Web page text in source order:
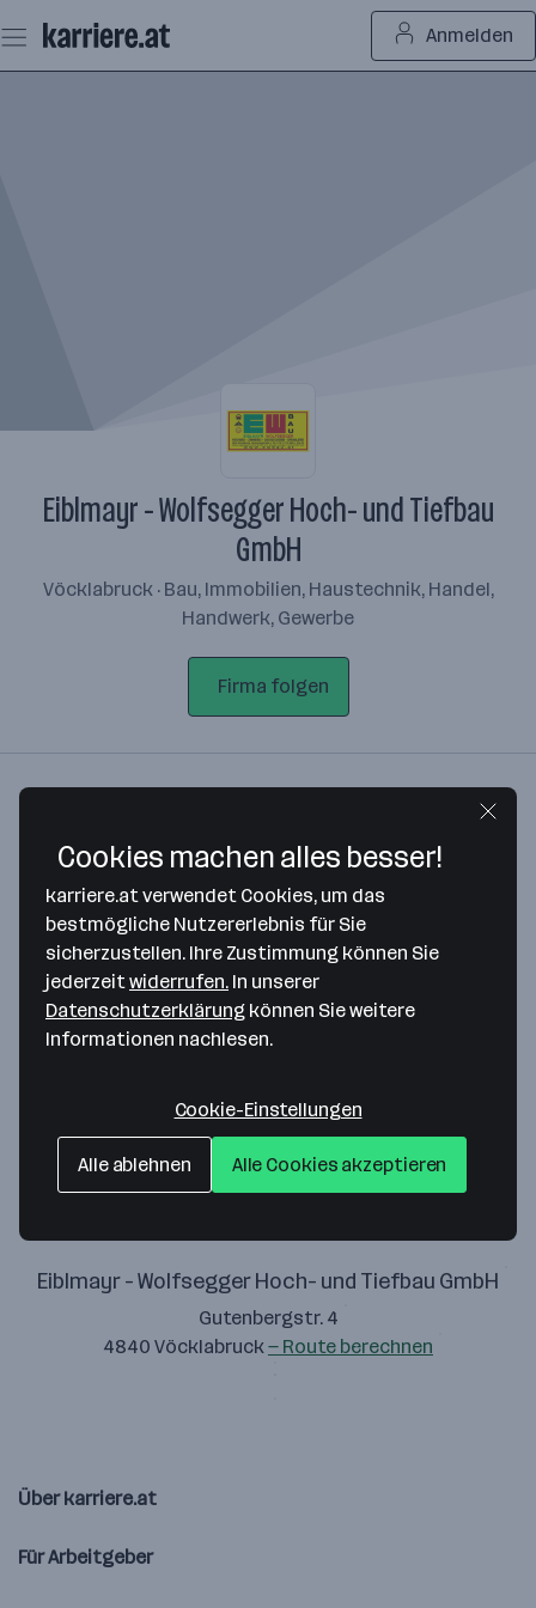
Seiteninhalt
springen
Anmelden
Eiblmayr - Wolfsegger Hoch- und Tiefbau
GmbH
Vöcklabruck · Bau, Immobilien, Haustechnik, Handel,
Handwerk, Gewerbe
Firma folgen
Arbeitgeber-Profil
Standort
Bitte stimme unseren Cookie-
Richtlinien zu, um diese Karte
Zustimmung geben
Eiblmayr - Wolfsegger Hoch- und Tiefbau GmbH
Gutenbergstr. 4
4840 Vöcklabruck— Route berechnen
Über karriere.at
Für Arbeitgeber
Cookies machen alles besser!
karriere.at verwendet Cookies, um das
bestmögliche Nutzererlebnis für Sie
sicherzustellen. Ihre Zustimmung können Sie
jederzeit widerrufen. In unserer
Datenschutzerklärung können Sie weitere
Informationen nachlesen.
Cookie-Einstellungen
Alle ablehnen Alle Cookies akzeptieren